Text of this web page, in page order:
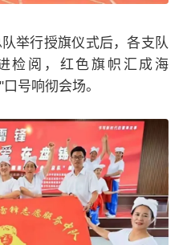
举行授旗仪式后，各支队
检阅，红色旗帜汇成海
号响彻会场。